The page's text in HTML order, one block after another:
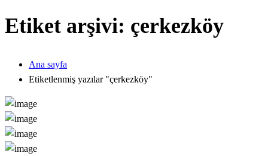
Etiket arşivi: çerkezköy
Ana sayfa
Etiketlenmiş yazılar "çerkezköy"